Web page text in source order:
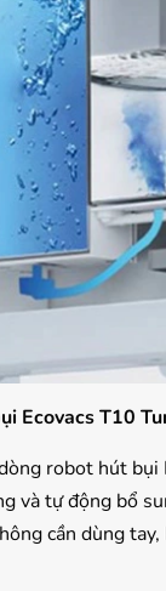
Ecovacs T10
robot hút bụi
và tự động bổ
cần dùng